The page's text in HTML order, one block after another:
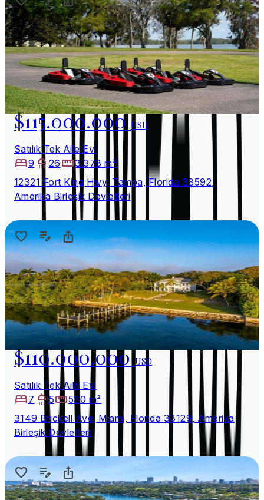
$115.000.000USD
Satılık Tek Aile Evi
9
26
3.378 m²
12321 Fort King Hwy, Tampa, Florida 33592,
Amerika Birleşik Devletleri
$110.000.000USD
Satılık Tek Aile Evi
7
5
530 m²
3149 Brickell Ave, Miami, Florida 33129, Amerika
Birleşik Devletleri